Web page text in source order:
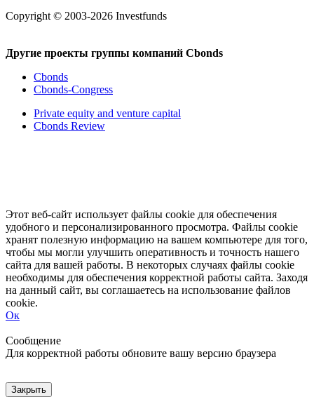
Copyright © 2003-2026 Investfunds
Другие проекты группы компаний Cbonds
Cbonds
Cbonds-Congress
Private equity and venture capital
Cbonds Review
Этот веб-сайт использует файлы cookie для обеспечения
удобного и персонализированного просмотра. Файлы cookie
хранят полезную информацию на вашем компьютере для того,
чтобы мы могли улучшить оперативность и точность нашего
сайта для вашей работы. В некоторых случаях файлы cookie
необходимы для обеспечения корректной работы сайта. Заходя
на данный сайт, вы соглашаетесь на использование файлов
cookie.
Ок
Сообщение
Для корректной работы обновите вашу версию браузера
Закрыть